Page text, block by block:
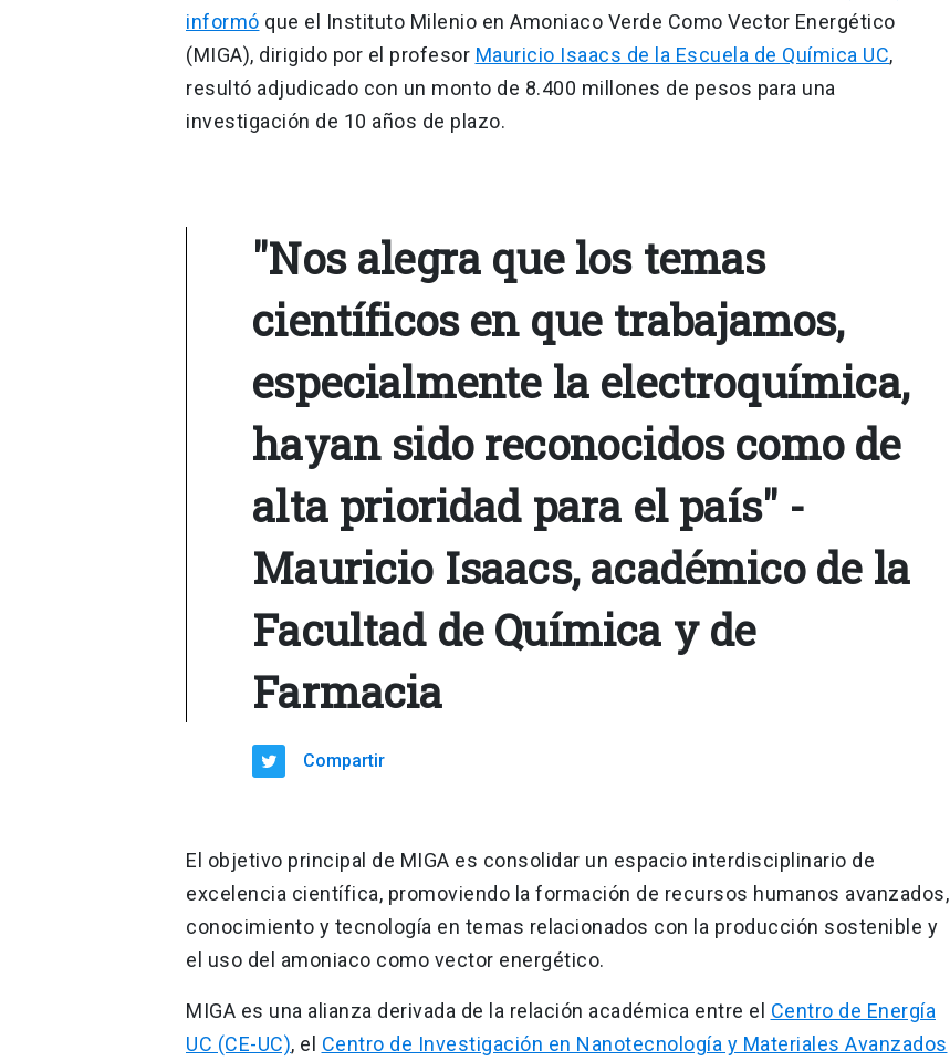
informó que el Instituto Milenio en Amoniaco Verde Como Vector Energético
(MIGA), dirigido por el profesor Mauricio Isaacs de la Escuela de Química UC,
resultó adjudicado con un monto de 8.400 millones de pesos para una
investigación de 10 años de plazo.
"Nos alegra que los temas
científicos en que trabajamos,
especialmente la electroquímica,
hayan sido reconocidos como de
alta prioridad para el país" -
Mauricio Isaacs, académico de la
Facultad de Química y de
Farmacia
Compartir
El objetivo principal de MIGA es consolidar un espacio interdisciplinario de
excelencia científica, promoviendo la formación de recursos humanos avanzados,
conocimiento y tecnología en temas relacionados con la producción sostenible y
el uso del amoniaco como vector energético.
MIGA es una alianza derivada de la relación académica entre el Centro de Energía
UC (CE-UC), el Centro de Investigación en Nanotecnología y Materiales Avanzados